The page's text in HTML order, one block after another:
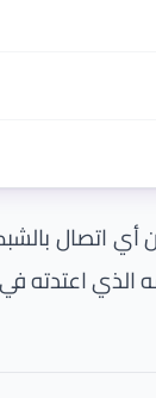
اتصال
الذي اعتدته